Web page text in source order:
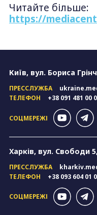
Читайте більше:
https://
Київ, вул. Бориса
ПРЕССЛУЖБА
ТЕЛЕФОН
+38 091 481 00
СОЦМЕРЕЖІ
Харків, вул. Свободи
ПРЕССЛУЖБА
ТЕЛЕФОН
+38 093 604 01
СОЦМЕРЕЖІ